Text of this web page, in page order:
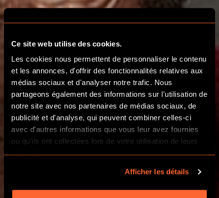
Ce site web utilise des cookies.
Les cookies nous permettent de personnaliser le contenu
et les annonces, d'offrir des fonctionnalités relatives aux
médias sociaux et d'analyser notre trafic. Nous
partageons également des informations sur l'utilisation de
notre site avec nos partenaires de médias sociaux, de
publicité et d'analyse, qui peuvent combiner celles-ci
avec d'autres informations que vous leur avez fournies
ou qu'ils ont collectées lors de votre utilisation de leurs
services.
Afficher les détails
FÊTES DE NOËL À
BELFORT
UN ÉVÉNEMENT D'ENTREPRISE
UNIQUE